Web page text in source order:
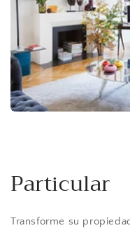
Particular
Transforme su